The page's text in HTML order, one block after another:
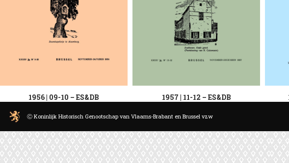
1956 | 09-10 – ES&DB 1957 | 11-12 – ES&DB
Ⓒ Koninlijk Historisch Genootschap van Vlaams-Brabant en Brussel vzw